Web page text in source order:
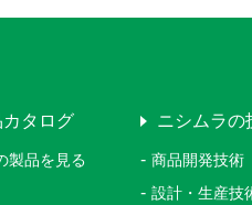
タログ
製品を見る
ニシムラの
商品開発技術
設計・生産技